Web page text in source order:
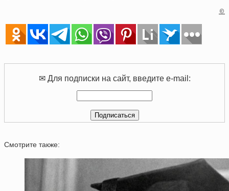
©
✉ Для подписки на сайт, введите e-mail:
Смотрите также: